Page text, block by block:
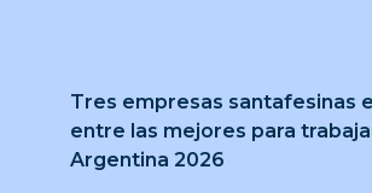
Tres empresas santafesinas
entre las mejores para
Argentina 2026